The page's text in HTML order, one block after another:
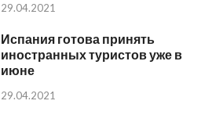
29.04.2021
Испания готова принять
иностранных туристов уже в
июне
29.04.2021